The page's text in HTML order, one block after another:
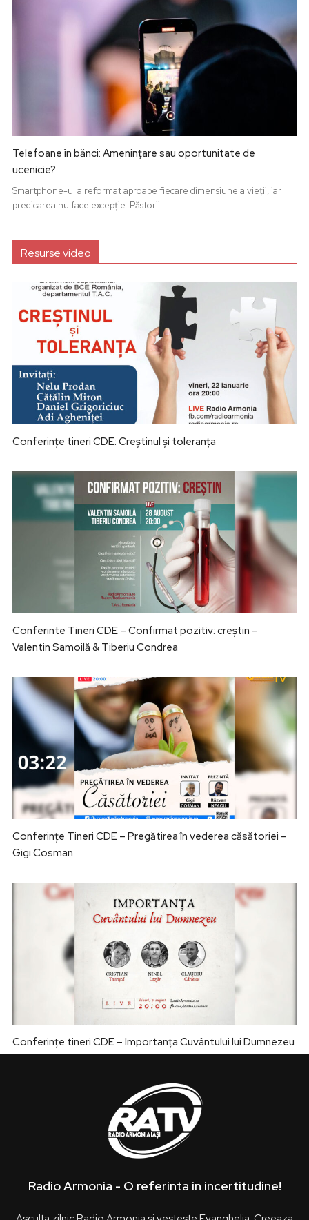
Telefoane în bănci: Amenințare sau oportunitate de
ucenicie?
Smartphone-ul a reformat aproape fiecare dimensiune a vieții, iar
predicarea nu face excepție. Păstorii...
Resurse video
Conferințe tineri CDE: Creștinul și toleranța
Conferinte Tineri CDE – Confirmat pozitiv: creștin –
Valentin Samoilă & Tiberiu Condrea
Conferințe Tineri CDE – Pregătirea în vederea căsătoriei –
Gigi Cosman
Conferințe tineri CDE – Importanța Cuvântului lui Dumnezeu
Radio Armonia - O referinta in incertitudine!